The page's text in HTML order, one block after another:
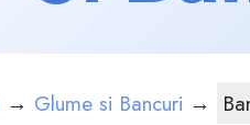
→ Glume si Bancuri →